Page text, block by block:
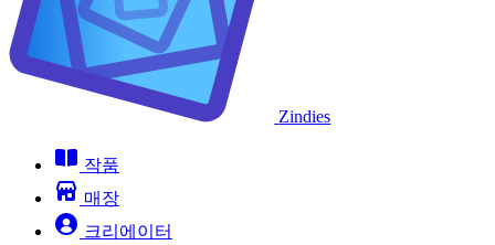
Zindies
작품
매장
크리에이터